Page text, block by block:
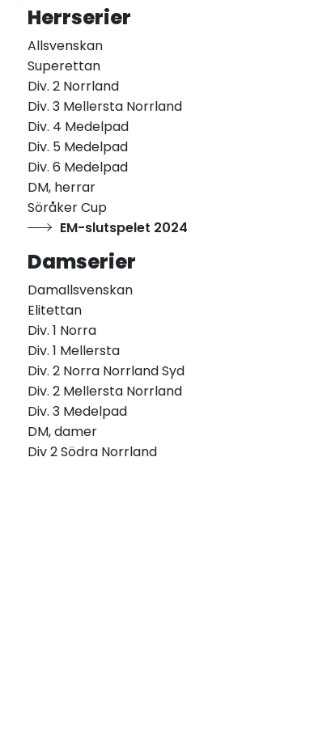
Herrserier
Allsvenskan
Superettan
Div. 2 Norrland
Div. 3 Mellersta Norrland
Div. 4 Medelpad
Div. 5 Medelpad
Div. 6 Medelpad
DM, herrar
Söråker Cup
EM-slutspelet 2024
Damserier
Damallsvenskan
Elitettan
Div. 1 Norra
Div. 1 Mellersta
Div. 2 Norra Norrland Syd
Div. 2 Mellersta Norrland
Div. 3 Medelpad
DM, damer
Div 2 Södra Norrland